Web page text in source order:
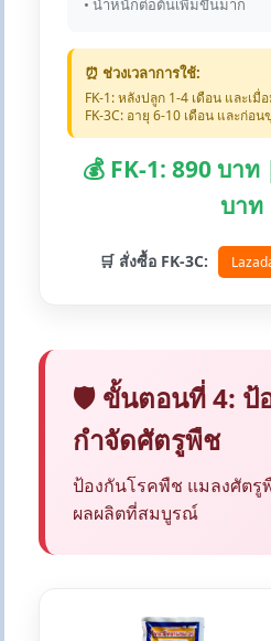
• น้ำหนักต่อต้นเพิ่มขึ้นมาก
⏰ ช่วงเวลาการใช้:
FK-1: หลังปลูก 1-4 เดือน และเมื่
FK-3C: อายุ 6-10 เดือน และก่อ
💰 FK-1: 890 บาท
บาท
🛒 สั่งซื้อ FK-3C:
🛡️ ขั้นตอนที่ 4: ป้
กำจัดศัตรูพืช
ป้องกันโรคพืช แมลงศัตรู
ผลผลิตที่สมบูรณ์